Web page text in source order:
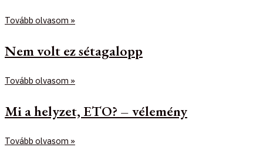
Tovább olvasom »
Nem volt ez sétagalopp
Tovább olvasom »
Mi a helyzet, ETO? – vélemény
Tovább olvasom »